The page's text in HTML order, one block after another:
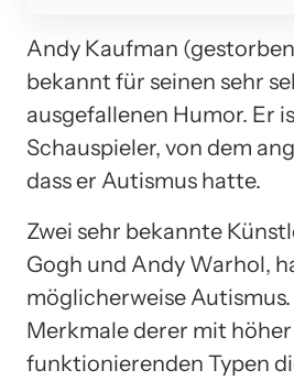
Andy Kaufman
bekannt für seinen sehr
ausgefallenen Humor. Er
Schauspieler, von dem
dass er Autismus hatte.
Zwei sehr bekannte
Gogh und Andy Warhol,
möglicherweise
Merkmale derer mit höher
funktionierenden Typen